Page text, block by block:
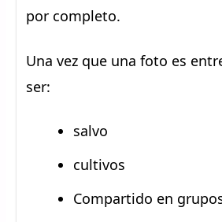
por completo.
Una vez que una foto es
ser:
salvo
cultivos
Compartido en